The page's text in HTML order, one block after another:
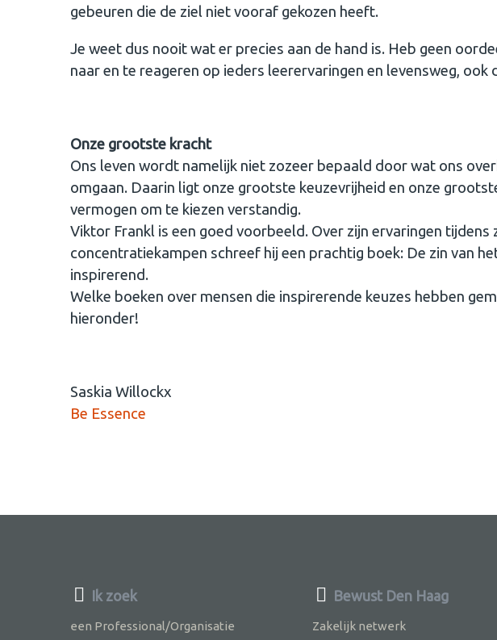
gebeuren die de ziel niet vooraf gekozen heeft.
Je weet dus nooit wat er precies aan de hand is. Heb geen
naar en te reageren op ieders leerervaringen en levensweg, ook
Onze grootste kracht
Ons leven wordt namelijk niet zozeer bepaald door wat ons
omgaan. Daarin ligt onze grootste keuzevrijheid en onze
vermogen om te kiezen verstandig.
Viktor Frankl is een goed voorbeeld. Over zijn ervaringen tijdens
concentratiekampen schreef hij een prachtig boek: De zin van
inspirerend.
Welke boeken over mensen die inspirerende keuzes hebben
hieronder!
Saskia Willockx
Be Essence
Ik zoek
een Professional/Organisatie
Bewust Den Haag
Zakelijk netwerk